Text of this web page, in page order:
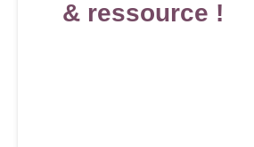
& ressource !